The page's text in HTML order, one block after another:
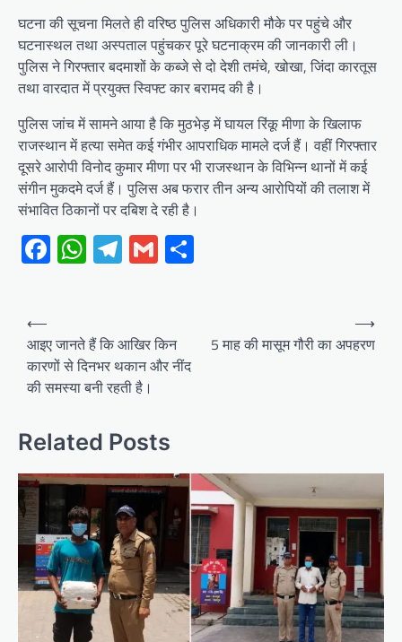
घटना की सूचना मिलते ही वरिष्ठ पुलिस अधिकारी मौके पर पहुंचे और
घटनास्थल तथा अस्पताल पहुंचकर पूरे घटनाक्रम की जानकारी ली।
पुलिस ने गिरफ्तार बदमाशों के कब्जे से दो देशी तमंचे, खोखा, जिंदा कारतूस
तथा वारदात में प्रयुक्त स्विफ्ट कार बरामद की है।
पुलिस जांच में सामने आया है कि मुठभेड़ में घायल रिंकू मीणा के खिलाफ
राजस्थान में हत्या समेत कई गंभीर आपराधिक मामले दर्ज हैं। वहीं गिरफ्तार
दूसरे आरोपी विनोद कुमार मीणा पर भी राजस्थान के विभिन्न थानों में कई
संगीन मुकदमे दर्ज हैं। पुलिस अब फरार तीन अन्य आरोपियों की तलाश में
संभावित ठिकानों पर दबिश दे रही है।
Facebook
WhatsApp
Telegram
Gmail
Post
navigation
⟵
आइए जानते हैं कि आखिर किन
कारणों से दिनभर थकान और नींद
की समस्या बनी रहती है।
5 माह की मासूम गौरी का अपहरण
⟶
Related Posts